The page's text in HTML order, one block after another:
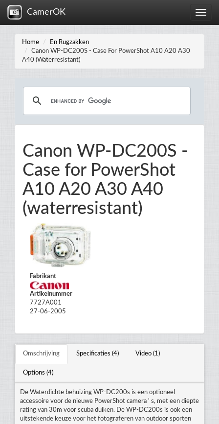
Toggle
CamerOK
Home
En Rugzakken
Canon WP-DC200S - Case For PowerShot A10 A20 A30
A40 (waterresistant)
Canon WP-DC200S -
Case for PowerShot
A10 A20 A30 A40
(waterresistant)
Fabrikant
Artikelnummer
7727A001
27-06-2005
Omschrijving Specificaties (4) Video (1)
Options (4)
De Waterdichte behuizing WP-DC200s is een optioneel
accessoire voor de nieuwe PowerShot camera ' s, met een diepte
rating van 30m voor scuba duiken. De WP-DC200s is ook een
uitstekende keuze voor het fotograferen van outdoor sporten